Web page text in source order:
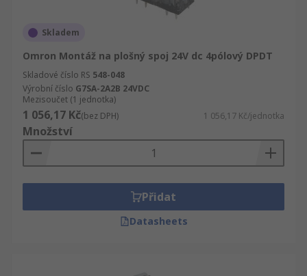
Skladem
Omron Montáž na plošný spoj 24V dc 4pólový DPDT
Skladové číslo RS 548-048
Výrobní číslo G7SA-2A2B 24VDC
Mezisoučet (1 jednotka)
1 056,17 Kč(bez DPH) 1 056,17 Kč/jednotka
Množství
Přidat
Datasheets